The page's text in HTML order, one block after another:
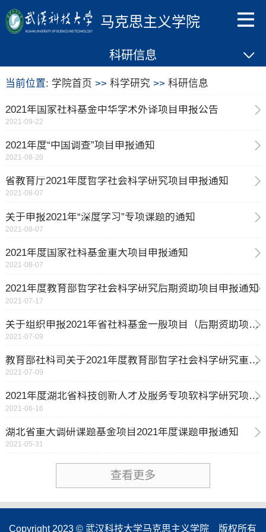
马克思主义学院
科研信息
当前位置: 学院首页 >> 科学研究 >> 科研信息
​2021年国家社科基金中华学术外译项目申报公告
2021-09-22
2021年度“中国调查”项目申报通知
2021-08-20
省教育厅2021年度哲学社会科学研究项目申报通知
2021-08-07
关于申报2021年“深度学习”专项课题的通知
2021-08-07
2021年度国家社科基金重大项目申报通知
2021-08-07
2021年度教育部哲学社会科学研究后期资助项目申报通知
2021-07-17
关于组织申报2021年省社科基金一般项目（后期资助项目）的通知
2021-07-09
教育部社科司关于2021年度教育部哲学社会科学研究重大课题攻关项目招标工作的通知
2021-07-09
2021年度湖北省科技创新人才及服务专项软科学研究项目申报通知
2021-06-16
湖北省重大调研课题基金项目2021年度课题申报通知
2021-05-31
查看更多
Copyright 2023 © 武汉科技大学马克思主义学院 版权所有